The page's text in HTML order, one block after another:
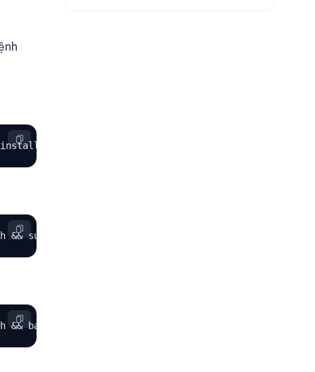
&& bash install.sh aapanel
sudo bash install.sh aapanel
bash install.sh aapanel